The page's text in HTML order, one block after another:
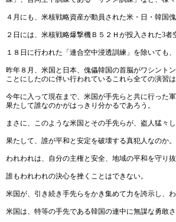
４月にも、米核戦略資産が動員された米・日・韓国
２日には、米核戦略爆撃機Ｂ５２Ｈが投入された3
１８日に行われた「連合空中浸透訓練」を除いても
昨年８月、米国と日本、傀儡韓国の首脳がワシント
ことにしたのに伴い行われているこれら全ての演習
今年に入って現在まで、米国が手先らと共に行った
果たして誰なのかがはっきり分かるであろう。
まさに、このような米国とその手先らが、盗人猛々
果たして、誰が平和と安定を破壊する真犯人なのか。
われわれは、自分の主権と安全、地域の平和を守り
誰もわれわれの決心を挫くことはできない。
米国が、引き続き手先らをかき集めて力を誇示し、
米国は、特等の手先である韓国の連中に無謀な勇敢